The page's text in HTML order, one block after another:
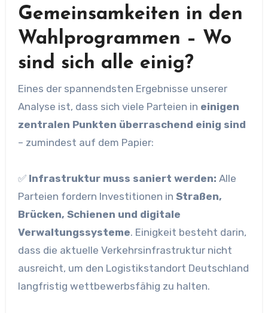
Gemeinsamkeiten in den
Wahlprogrammen – Wo
sind sich alle einig?
Eines der spannendsten Ergebnisse unserer
Analyse ist, dass sich viele Parteien in einigen
zentralen Punkten überraschend einig sind
– zumindest auf dem Papier:
✅ Infrastruktur muss saniert werden: Alle
Parteien fordern Investitionen in Straßen,
Brücken, Schienen und digitale
Verwaltungssysteme. Einigkeit besteht darin,
dass die aktuelle Verkehrsinfrastruktur nicht
ausreicht, um den Logistikstandort Deutschland
langfristig wettbewerbsfähig zu halten.